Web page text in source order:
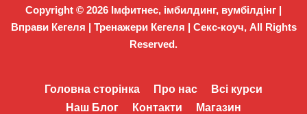
Copyright © 2026 Імфитнес, імбилдинг, вумбілдінг |
Вправи Кегеля | Тренажери Кегеля | Секс-коуч, All Rights
Reserved.
Головна сторінка Про нас
Всі курси
Наш Блог
Контакти Магазин